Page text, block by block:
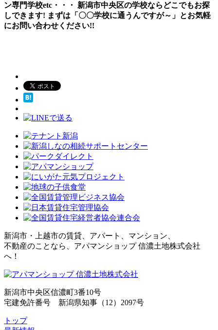
ン専門学校etc・・・ 新潟市中央区の学校ならどこでもお探
しできます! まずは「〇〇学校に通うんですが～」とお気軽
にお問い合わせください!!
新潟市・上越市の賃貸、アパート、マンション、
不動産のことなら、アパマンショップ 信濃土地株式会社
へ！
新潟市中央区信濃町3番10号
宅建免許番号 新潟県知事（12）2097号
トップ